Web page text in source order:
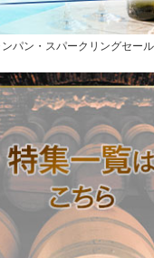
ンパン・スパークリングセール